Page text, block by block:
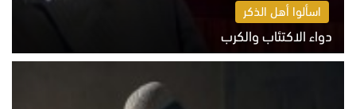
اسألوا أهل الذكر
دواء الاكتئاب والكرب
السبت 8 أغسطس 2026 10:54 ص